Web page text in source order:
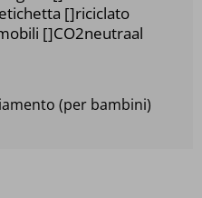
[]riciclato
[]CO2neutraal
(per bambini)